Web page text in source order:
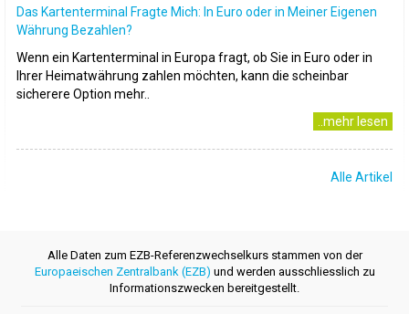
Das Kartenterminal Fragte Mich: In Euro oder in Meiner Eigenen
Währung Bezahlen?
Wenn ein Kartenterminal in Europa fragt, ob Sie in Euro oder in
Ihrer Heimatwährung zahlen möchten, kann die scheinbar
sicherere Option mehr..
..mehr lesen
Alle Artikel
Alle Daten zum EZB-Referenzwechselkurs stammen von der
Europaeischen Zentralbank (EZB) und werden ausschliesslich zu
Informationszwecken bereitgestellt.